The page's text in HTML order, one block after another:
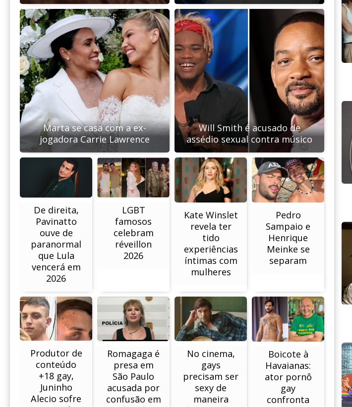
Marta se casa com a ex-
jogadora Carrie Lawrence
Will Smith é acusado de
assédio sexual contra músico
De direita,
Pavinatto
ouve de
paranormal
que Lula
vencerá em
2026
LGBT
famosos
celebram
réveillon
2026
Kate Winslet
revela ter
tido
experiências
íntimas com
mulheres
Pedro
Sampaio e
Henrique
Meinke se
separam
Produtor de
conteúdo
+18 gay,
Juninho
Alecio sofre
Romagaga é
presa em
São Paulo
acusada por
confusão em
No cinema,
gays
precisam ser
sexy de
maneira
Boicote à
Havaianas:
ator pornô
gay
confronta